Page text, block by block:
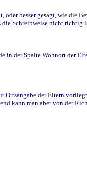
besser gesagt, wie die
Schreibweise nicht richtig
der Spalte Wohnort der
der Eltern
kann man aber von der